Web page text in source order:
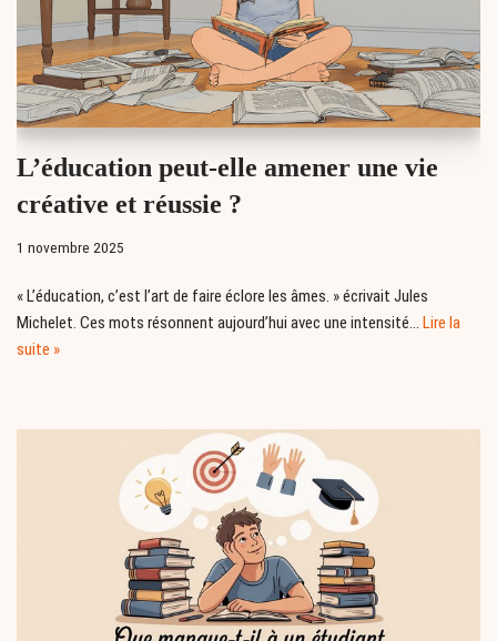
L’éducation peut-elle amener une vie
créative et réussie ?
1 novembre 2025
« L’éducation, c’est l’art de faire éclore les âmes. » écrivait Jules
Michelet. Ces mots résonnent aujourd’hui avec une intensité… Lire la
suite »